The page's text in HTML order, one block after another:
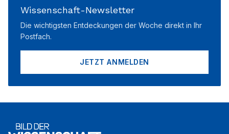
Wissenschaft-Newsletter
Die wichtigsten Entdeckungen der Woche direkt in Ihr
Postfach.
JETZT ANMELDEN